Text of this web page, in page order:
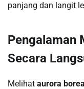
panjang dan langit
Pengalaman
Secara
Melihat aurora